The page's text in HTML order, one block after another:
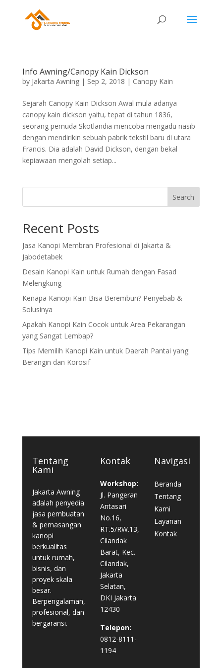
Info Awning/Canopy Kain Dickson
by Jakarta Awning| Sep 2, 2018 | Canopy Kain
Sejarah Canopy Kain Dickson Awal mula adanya
canopy kain dickson yaitu, tepat di tahun 1836,
seorang pemuda Skotlandia mencoba mengadu nasib
dengan mendirikin sebuah pabrik tekstil baru di utara
Francis. Dia adalah David Dickson, dengan bekal
kepiawaan mengolah setiap...
Search
Recent Posts
Jasa Kanopi Membran Profesional di Jakarta &
Jabodetabek
Desain Kanopi Kain untuk Rumah dengan Fasad
Melengkung
Kenapa Kanopi Kain Bisa Berembun? Penyebab &
Solusinya
Apakah Kanopi Kain Cocok untuk Area Pekarangan
yang Sangat Lembap?
Tips Memilih Kanopi Kain untuk Daerah Pantai yang
Berangin dan Korosif
Tentang
Kami
Jakarta Awning
adalah penyedia
jasa pembuatan
& pemasangan
kanopi
berkualitas
untuk rumah,
bisnis, dan
proyek skala
besar.
Berpengalaman,
profesional, dan
bergaransi.
Kontak
Workshop:
Jl. Pangeran
Antasari
No.16,
RT.5/RW.13,
Cilandak
Barat, Kec.
Cilandak,
Jakarta
Selatan,
DKI Jakarta
12430
Telepon:
0812-8111-
1194
Navigasi
Beranda
Tentang
Kami
Layanan
Kontak